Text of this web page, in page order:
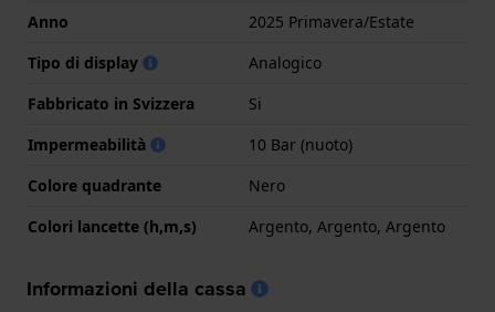
Anno
2025 Primavera/Estate
Tipo di display
Analogico
Fabbricato in Svizzera
Si
Impermeabilità
10 Bar (nuoto)
Colore quadrante
Nero
Colori lancette (h,m,s)
Argento, Argento, Argento
Informazioni della cassa